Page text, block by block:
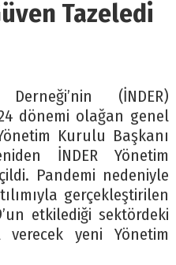
Tazeledi
(İNDER)
dönemi olağan genel
Kurulu Başkanı
İNDER Yönetim
Pandemi nedeniyle
gerçekleştirilen
etkilediği sektördeki
verecek yeni Yönetim